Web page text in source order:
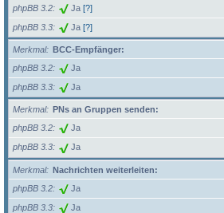
phpBB 3.2
Ja [?]
phpBB 3.3 Ja [?]
Merkmal
BCC-Empfänger:
phpBB 3.2
Ja
phpBB 3.3 Ja
Merkmal
PNs an Gruppen senden:
phpBB 3.2
Ja
phpBB 3.3 Ja
Merkmal
Nachrichten weiterleiten:
phpBB 3.2
Ja
phpBB 3.3 Ja